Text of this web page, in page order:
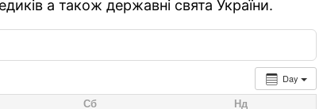
а також державні свята України.
Day
Сб Нд